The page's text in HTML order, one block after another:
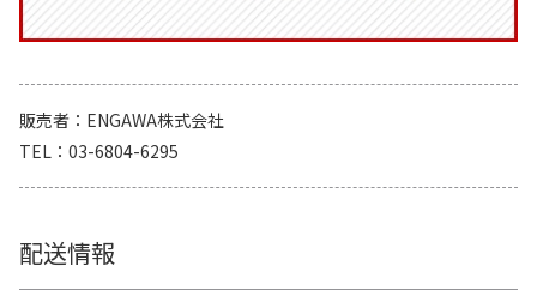
販売者
ENGAWA株式会社
TEL
03-6804-6295
配送情報